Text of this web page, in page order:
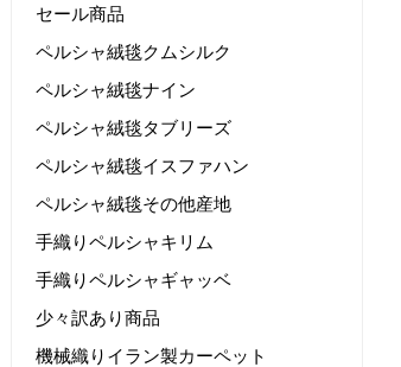
セール商品
ペルシャ絨毯クムシルク
ペルシャ絨毯ナイン
ペルシャ絨毯タブリーズ
ペルシャ絨毯イスファハン
ペルシャ絨毯その他産地
手織りペルシャキリム
手織りペルシャギャッベ
少々訳あり商品
機械織りイラン製カーペット